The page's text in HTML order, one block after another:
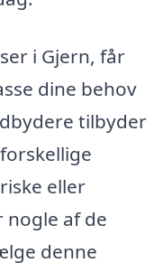
i Gjern, får
dine behov
tilbyder
eller
nogle af de
denne